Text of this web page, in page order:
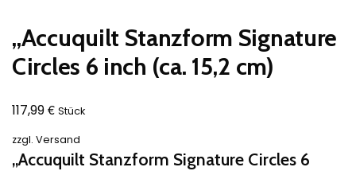
„Accuquilt Stanzform Signature
Circles 6 inch (ca. 15,2 cm)
117,99€ Stück
zzgl. Versand
„Accuquilt Stanzform Signature Circles 6